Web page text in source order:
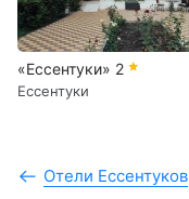
«Ессентуки» 2
Ессентуки
Отели Ессентуков